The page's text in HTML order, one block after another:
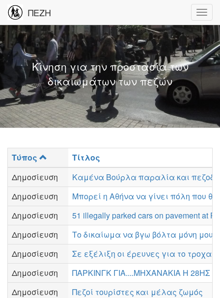
ΠΕΖΗ
Κίνηση για την προστασία των
δικαιωμάτων των πεζών
Τύπος
Τίτλος
Δημοσίευση
Καμένα Βούρλα παραλία και
Δημοσίευση
Μπορεί η Αθήνα να γίνει πόλη που
Δημοσίευση
51 illegally parked cars on pavement at
Δημοσίευση
Το δικαίωμα να βγω βόλτα μόνη μου
Δημοσίευση
Σε εξέλιξη οι έρευνες για το
Δημοσίευση
ΠΑΡΚΙΝΓΚ ΓΙΑ....ΜΗΧΑΝΑΚΙΑ Η 28ΗΣ
Δημοσίευση
Πεζοί τουρίστες και μέλας ζωμός